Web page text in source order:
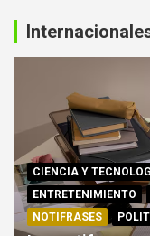
CIENCIA Y
ENTRETENIMIENTO
NOTIFRASES